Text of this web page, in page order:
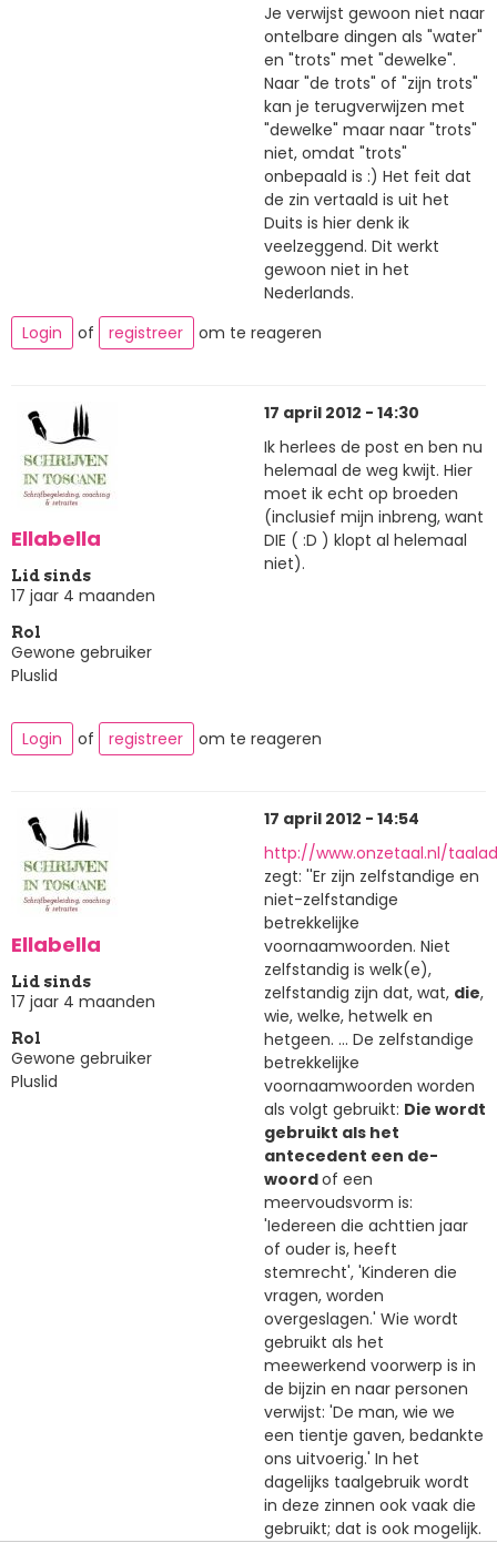
Je verwijst gewoon niet naar
ontelbare dingen als "water"
en "trots" met "dewelke".
Naar "de trots" of "zijn trots"
kan je terugverwijzen met
"dewelke" maar naar "trots"
niet, omdat "trots"
onbepaald is :) Het feit dat
de zin vertaald is uit het
Duits is hier denk ik
veelzeggend. Dit werkt
gewoon niet in het
Nederlands.
Login
of registreer om te reageren
Ellabella
Lid sinds
17 jaar 4 maanden
Rol
Gewone gebruiker
Pluslid
17 april 2012 - 14:30
Ik herlees de post en ben nu
helemaal de weg kwijt. Hier
moet ik echt op broeden
(inclusief mijn inbreng, want
DIE ( :D ) klopt al helemaal
niet).
Login of registreer om te reageren
Ellabella
Lid sinds
17 jaar 4 maanden
Rol
Gewone gebruiker
Pluslid
17 april 2012 - 14:54
http://www.onzetaal.nl/
zegt: ''Er zijn zelfstandige en
niet-zelfstandige
betrekkelijke
voornaamwoorden. Niet
zelfstandig is welk(e),
zelfstandig zijn dat, wat, die,
wie, welke, hetwelk en
hetgeen. ... De zelfstandige
betrekkelijke
voornaamwoorden worden
als volgt gebruikt: Die wordt
gebruikt als het
antecedent een de-
woordof een
meervoudsvorm is:
'Iedereen die achttien jaar
of ouder is, heeft
stemrecht', 'Kinderen die
vragen, worden
overgeslagen.' Wie wordt
gebruikt als het
meewerkend voorwerp is in
de bijzin en naar personen
verwijst: 'De man, wie we
een tientje gaven, bedankte
ons uitvoerig.' In het
dagelijks taalgebruik wordt
in deze zinnen ook vaak die
gebruikt; dat is ook mogelijk.